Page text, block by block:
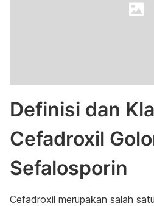
Definisi dan
Cefadroxil
Sefalosporin
Cefadroxil merupakan salah